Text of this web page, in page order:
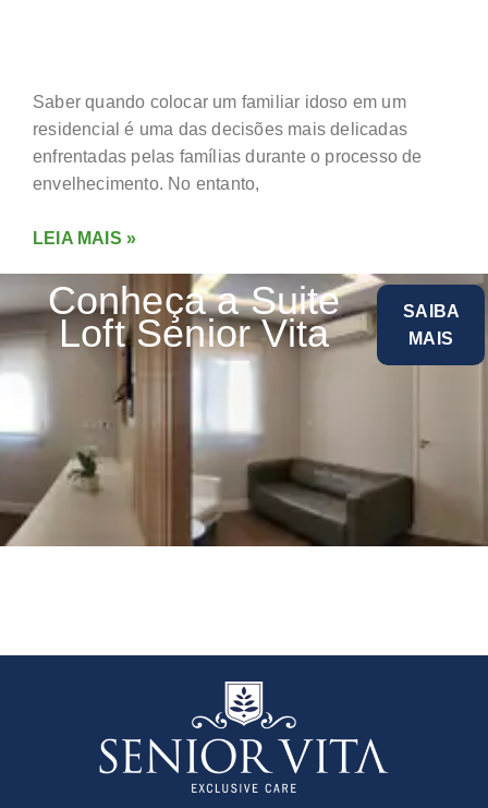
Saber quando colocar um familiar idoso em um
residencial é uma das decisões mais delicadas
enfrentadas pelas famílias durante o processo de
envelhecimento. No entanto,
LEIA MAIS »
Conheça a Suite
Loft Senior Vita
SAIBA
MAIS